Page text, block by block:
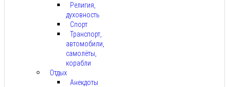
Религия,
духовность
Спорт
Транспорт,
автомобили,
самолёты,
корабли
Отдых
Анекдоты